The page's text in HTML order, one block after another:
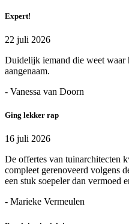
Expert!
22 juli 2026
Duidelijk iemand die weet
aangenaam.
- Vanessa van Doorn
Ging lekker rap
16 juli 2026
De offertes van tuinarchitecten
compleet gerenoveerd volgens
een stuk soepeler dan vermoed
- Marieke Vermeulen